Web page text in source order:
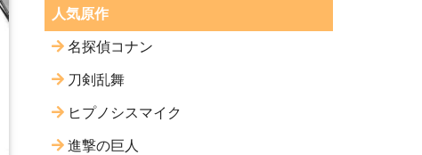
人気原作
名探偵コナン
刀剣乱舞
ヒプノシスマイク
進撃の巨人